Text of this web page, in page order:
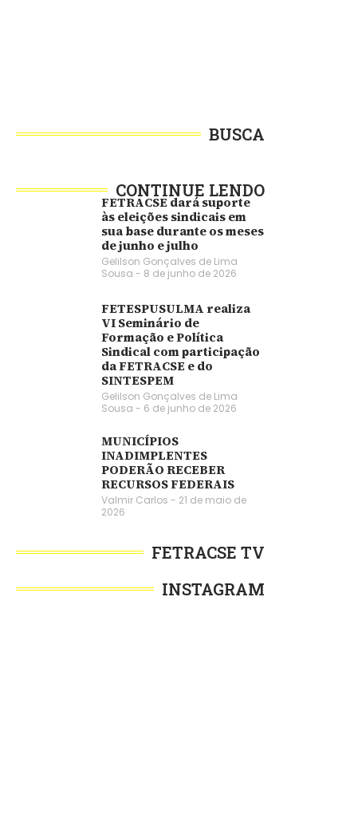
BUSCA
CONTINUE LENDO
FETRACSE dará suporte
às eleições sindicais em
sua base durante os meses
de junho e julho
Gelilson Gonçalves de Lima
Sousa
8 de junho de 2026
FETESPUSULMA realiza
VI Seminário de
Formação e Política
Sindical com participação
da FETRACSE e do
SINTESPEM
Gelilson Gonçalves de Lima
Sousa
6 de junho de 2026
MUNICÍPIOS
INADIMPLENTES
PODERÃO RECEBER
RECURSOS FEDERAIS
Valmir Carlos
21 de maio de
2026
FETRACSE TV
INSTAGRAM